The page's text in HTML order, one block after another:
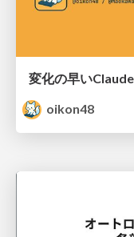
変化の早い
oikon48